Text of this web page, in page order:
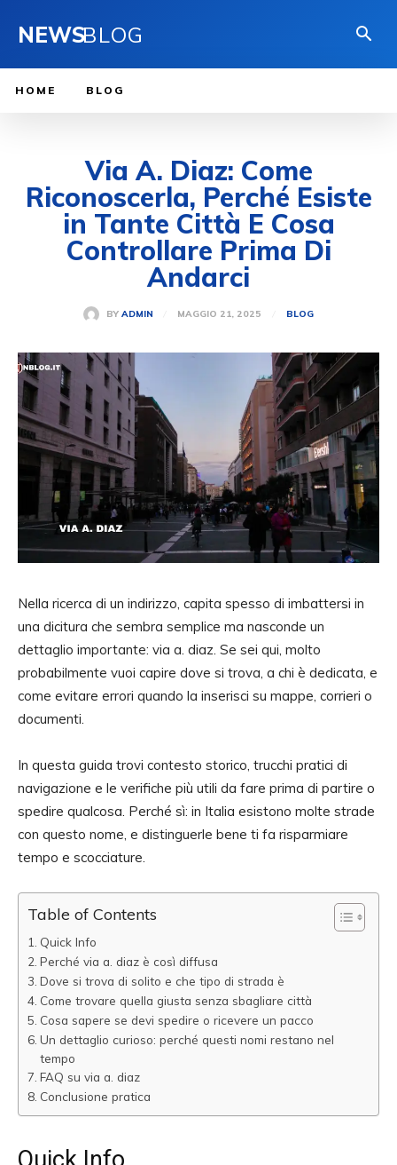
NEWSBLOG
HOME BLOG
Via A. Diaz: Come
Riconoscerla, Perché Esiste
in Tante Città E Cosa
Controllare Prima Di
Andarci
BY ADMIN MAGGIO 21, 2025 BLOG
Nella ricerca di un indirizzo, capita spesso di imbattersi in
una dicitura che sembra semplice ma nasconde un
dettaglio importante: via a. diaz. Se sei qui, molto
probabilmente vuoi capire dove si trova, a chi è dedicata, e
come evitare errori quando la inserisci su mappe, corrieri o
documenti.
In questa guida trovi contesto storico, trucchi pratici di
navigazione e le verifiche più utili da fare prima di partire o
spedire qualcosa. Perché sì: in Italia esistono molte strade
con questo nome, e distinguerle bene ti fa risparmiare
tempo e scocciature.
Table of Contents
Quick Info
Perché via a. diaz è così diffusa
Dove si trova di solito e che tipo di strada è
Come trovare quella giusta senza sbagliare città
Cosa sapere se devi spedire o ricevere un pacco
Un dettaglio curioso: perché questi nomi restano nel
tempo
FAQ su via a. diaz
Conclusione pratica